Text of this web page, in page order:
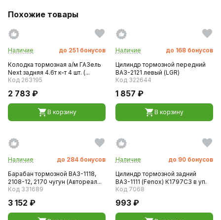
Похожие товары
Наличие до 251 бонусов
Колодка тормозная а/м ГАЗель
Next задняя 4.6т к-т 4 шт. (...
Код 263195
2 783 ₽
В корзину
Наличие до 168 бонусов
Цилиндр тормозной передний
ВАЗ-2121 левый (LGR)
Код 322644
1 857 ₽
В корзину
Наличие до 284 бонусов
Барабан тормозной ВАЗ-1118,
2108-12, 2170 чугун (Автореал...
Код 331689
3 152 ₽
Наличие до 90 бонусов
Цилиндр тормозной задний
ВАЗ-1111 (Fenox) К1797С3 в уп.
Код 7068
993 ₽